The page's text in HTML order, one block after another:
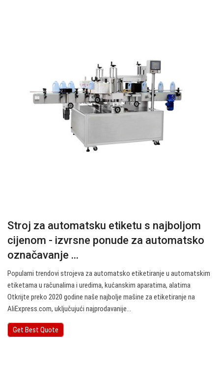
Stroj za automatsku etiketu s najboljom
cijenom - izvrsne ponude za automatsko
označavanje ...
Popularni trendovi strojeva za automatsko etiketiranje u automatskim
etiketama u računalima i uredima, kućanskim aparatima, alatima
Otkrijte preko 2020 godine naše najbolje mašine za etiketiranje na
AliExpress.com, uključujući najprodavanije…
Get Best Quote